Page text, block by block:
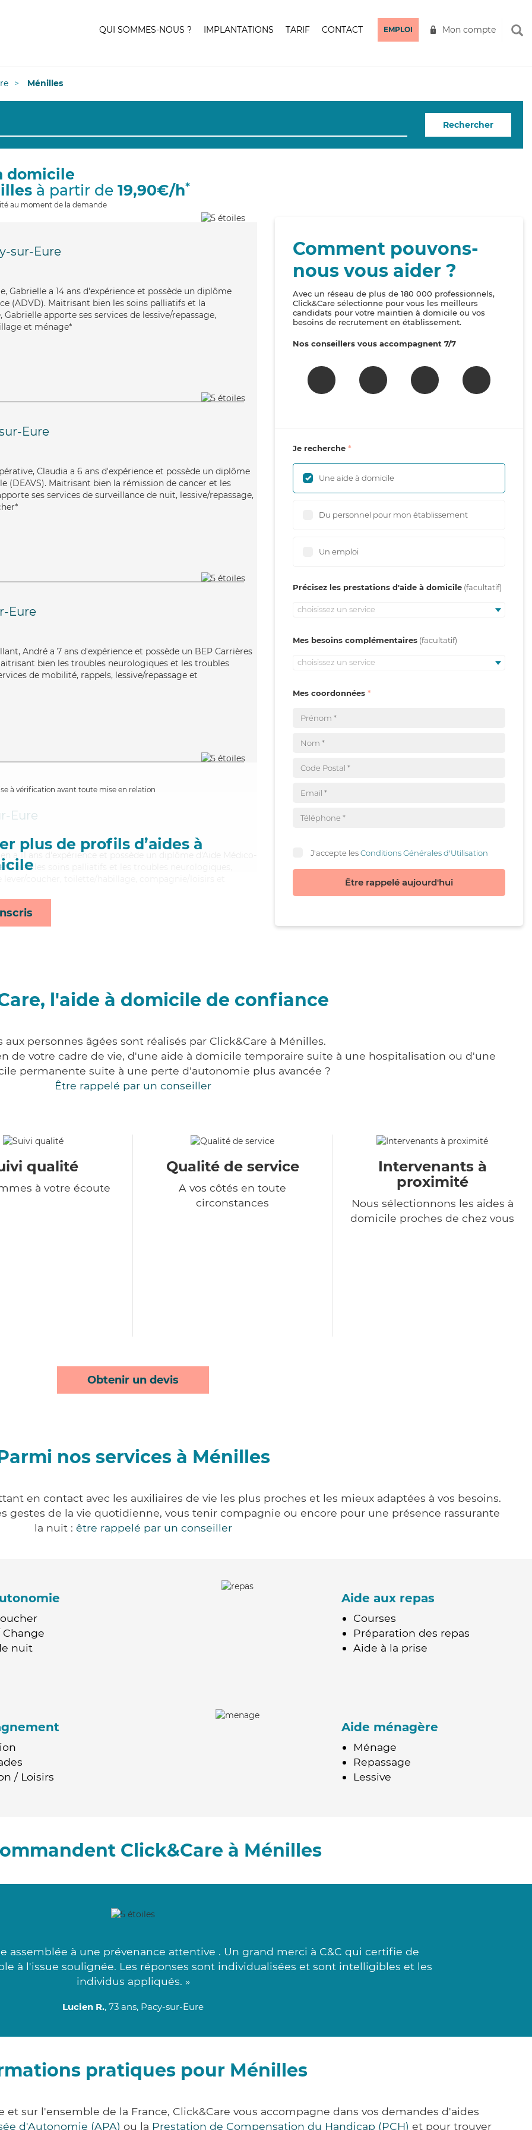
QUI SOMMES-NOUS ? IMPLANTATIONS TARIF CONTACT EMPLOI Mon compte
Ménilles
Rechercher
domicile
à partir de 19,90€/h*
au moment de la demande
sur-Eure
Gabrielle a 14 ans d'expérience et possède un diplôme
(ADVD). Maitrisant bien les soins palliatifs et la
apporte ses services de lessive/repassage,
et ménage*
Eure
Claudia a 6 ans d'expérience et possède un diplôme
(DEAVS). Maitrisant bien la rémission de cancer et les
ses services de surveillance de nuit, lessive/repassage,
Eure
André a 7 ans d'expérience et possède un BEP Carrières
bien les troubles neurologiques et les troubles
de mobilité, rappels, lessive/repassage et
à vérification avant toute mise en relation
plus de profils d’aides à
Eure
a 11 ans d'expérience et possède un diplôme d'Aide Médico-
bien les soins palliatifs et les troubles neurologiques,
Comment pouvons-
nous vous aider ?
Avec un réseau de plus de 180 000 professionnels,
Click&Care sélectionne pour vous les meilleurs
candidats pour votre maintien à domicile ou vos
besoins de recrutement en établissement.
Nos conseillers vous accompagnent 7/7
Je recherche
Une aide à domicile
Du personnel pour mon établissement
Un emploi
Précisez les prestations d'aide à domicile
choisissez un service
Mes besoins complémentaires
choisissez un service
Mes coordonnées
J'accepte lesConditions Générales d'Utilisation
Être rappelé aujourd'hui
l'aide à domicile de confiance
aux personnes âgées sont réalisés par Click&Care à Ménilles.
de votre cadre de vie, d'une aide à domicile temporaire suite à une hospitalisation ou d'une
permanente suite à une perte d'autonomie plus avancée ?
Être rappelé par un conseiller
qualité
à votre écoute
Qualité de service
A vos côtés en toute
circonstances
Intervenants à
proximité
Nous sélectionnons les aides à
domicile proches de chez vous
Obtenir un devis
nos services à Ménilles
en contact avec les auxiliaires de vie les plus proches et les mieux adaptées à vos besoins.
gestes de la vie quotidienne, vous tenir compagnie ou encore pour une présence rassurante
la nuit : être rappelé par un conseiller
nuit
Aide aux repas
Courses
Préparation des repas
Aide à la prise
/ Loisirs
Aide ménagère
Ménage
Repassage
Lessive
Click&Care à Ménilles
assemblée à une prévenance attentive . Un grand merci à C&C qui certifie de
à l'issue soulignée. Les réponses sont individualisées et sont intelligibles et les
individus appliqués. »
Lucien R., 73 ans, Pacy-sur-Eure
pratiques pour Ménilles
sur l'ensemble de la France, Click&Care vous accompagne dans vos demandes d'aides
d'Autonomie (APA) ou la Prestation de Compensation du Handicap (PCH) et pour trouver